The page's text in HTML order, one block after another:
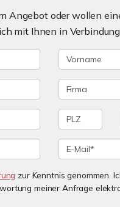
Angebot oder wollen
mit Ihnen in
zur Kenntnis genommen.
meiner Anfrage